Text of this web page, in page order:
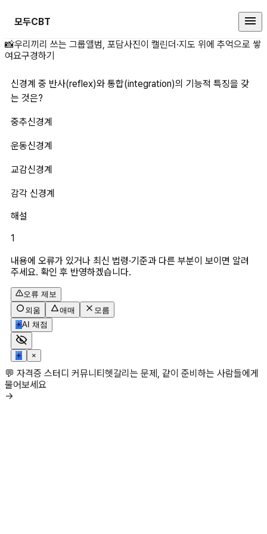
모두CBT
신경계 중 반사(reflex)와 통합
📸우리끼리 쓰는 그룹앨범, 포담사진이 캘린더·지도 위에 추억으로 쌓
여요구경하기
신경계 중 반사(reflex)와 통합(integration)의 기능적 특징을 갖
는 것은?
중추신경계
운동신경계
교감신경계
감각 신경계
해설
1
내용에 오류가 있거나 최신 법령·기준과 다른 부분이 보이면 알려
주세요. 확인 후 반영하겠습니다.
오류 제보
외움
애매
모름
✳AI 채점
✳ ×
💬 자격증 스터디 커뮤니티헷갈리는 문제, 같이 준비하는 사람들에게
물어보세요
→